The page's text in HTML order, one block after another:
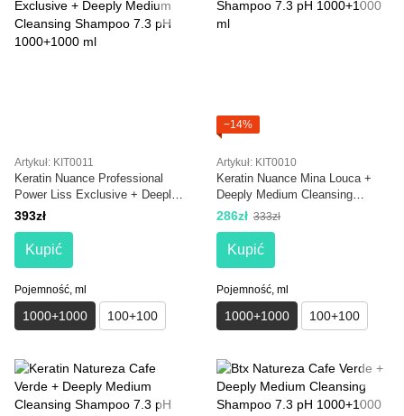
Artykuł: KIT0011
Keratin Nuance Professional
Power Liss Exclusive + Deeply
Medium Cleansing Shampoo 7.3
393zł
Kupić
Pojemność, ml
1000+1000 100+100
−14%
Artykuł: KIT0010
Keratin Nuance Mina Louca +
Deeply Medium Cleansing
Shampoo 7.3 pH 1000+1000 ml
286zł 333zł
Kupić
Pojemność, ml
1000+1000 100+100